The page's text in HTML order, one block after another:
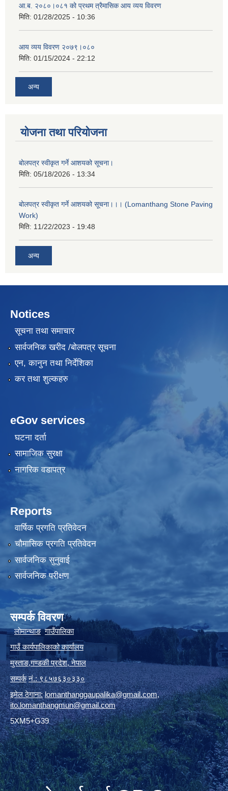
आ.ब. २०८०।०८१ को प्रथम त्रैमासिक आय व्यय विवरण
मिति: 01/28/2025 - 10:36
आय व्यय विवरण २०७९।०८०
मिति: 01/15/2024 - 22:12
अन्य
योजना तथा परियोजना
बोलपत्र स्वीकृत गर्ने आशयको सूचना।
मिति: 05/18/2026 - 13:34
बोलपत्र स्वीकृत गर्ने आशयको सूचना।।। (Lomanthang Stone Paving
Work)
मिति: 11/22/2023 - 19:48
अन्य
Notices
सूचना तथा समाचार
सार्वजनिक खरीद /बोलपत्र सूचना
एन, कानुन तथा निर्देशिका
कर तथा शुल्कहरु
eGov services
घटना दर्ता
सामाजिक सुरक्षा
नागरिक वडापत्र
Reports
वार्षिक प्रगति प्रतिवेदन
चौमासिक प्रगति प्रतिवेदन
सार्वजनिक सुनुवाई
सार्वजनिक परीक्षण
सम्पर्क विवरण
लोमान्थाङ गाउँपालिका
गाउँ कार्यपालिकाको कार्यालय
मुस्ताङ,गण्डकी प्रदेश,नेपाल
सम्पर्क नं.: ९८५७६३०३३०
इमेल ठेगाना: lomanthanggaupalika@gmail.com,
ito.lomanthangmun@gmail.com
5XM5+G39